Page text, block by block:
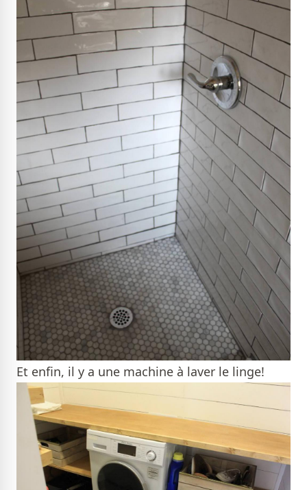
Et enfin, il y a une machine à laver le linge!